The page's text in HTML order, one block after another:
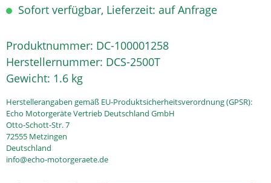
Sofort verfügbar, Lieferzeit: auf Anfrage
Produktnummer: DC-100001258
Herstellernummer: DCS-2500T
Gewicht: 1.6 kg
Herstellerangaben gemäß EU-Produktsicherheitsverordnung (GPSR):
Echo Motorgeräte Vertrieb Deutschland GmbH
Otto-Schott-Str. 7
72555 Metzingen
Deutschland
info@echo-motorgeraete.de